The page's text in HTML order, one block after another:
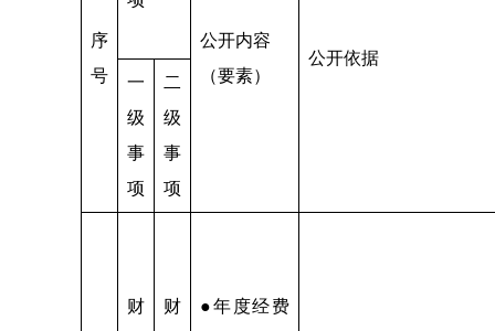
序
号
公开内容
（要素）
公开依据
一
级
事
项
二
级
事
项
财
财
●年度经费